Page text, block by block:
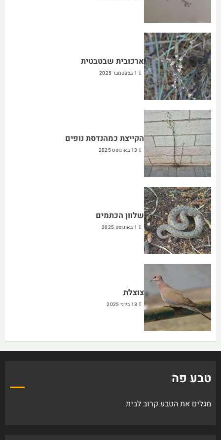
ארכובית שבטבטית
1 בספטמבר 2025
הקייצת כמהנדסת נופים
13 באוגוסט 2025
שלוון הכתמים
1 באוגוסט 2025
צוצלת
13 ביוני 2025
טבע פה
מגלים את הטבע קרוב לבית